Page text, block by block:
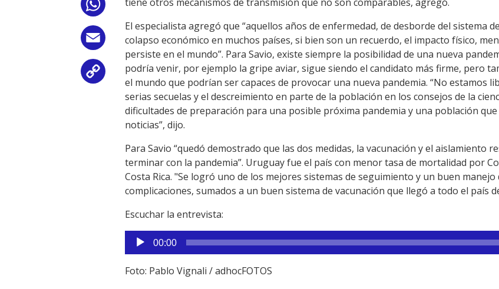
WhatsApp
Email
Copy
Link
El especialista agregó que “aquellos años de enfermedad, de desborde del sistema
colapso económico en muchos países, si bien son un recuerdo, el impacto físico,
persiste en el mundo”. Para Savio, existe siempre la posibilidad de una nueva
podría venir, por ejemplo la gripe aviar, sigue siendo el candidato más firme, pero
el mundo que podrían ser capaces de provocar una nueva pandemia. “No estamos
serias secuelas y el descreimiento en parte de la población en los consejos de la
dificultades de preparación para una posible próxima pandemia y una población
noticias”, dijo.
Para Savio “quedó demostrado que las dos medidas, la vacunación y el aislamiento
terminar con la pandemia”. Uruguay fue el país con menor tasa de mortalidad por
Costa Rica. "Se logró uno de los mejores sistemas de seguimiento y un buen
complicaciones, sumados a un buen sistema de vacunación que llegó a todo el país
Escuchar la entrevista:
Reproductor
de
audio
00:00
Foto: Pablo Vignali / adhocFOTOS